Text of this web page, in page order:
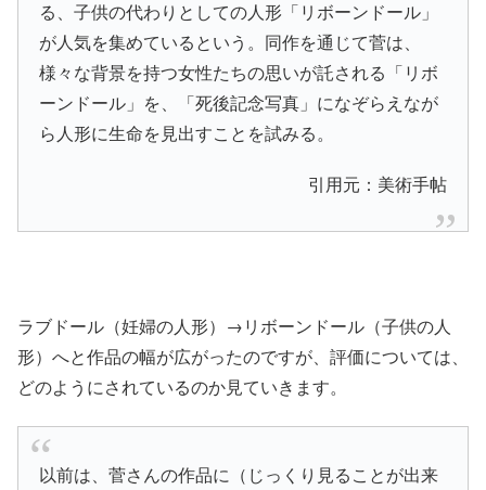
る、子供の代わりとしての人形「リボーンドール」
が人気を集めているという。同作を通じて菅は、
様々な背景を持つ女性たちの思いが託される「リボ
ーンドール」を、「死後記念写真」になぞらえなが
ら人形に生命を見出すことを試みる。
引用元：美術手帖
ラブドール（妊婦の人形）→リボーンドール（子供の人
形）へと作品の幅が広がったのですが、評価については、
どのようにされているのか見ていきます。
以前は、菅さんの作品に（じっくり見ることが出来